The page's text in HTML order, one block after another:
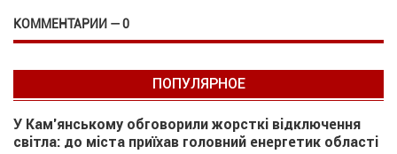
КОММЕНТАРИИ — 0
ПОПУЛЯРНОЕ
У Кам’янському обговорили жорсткі відключення
світла: до міста приїхав головний енергетик області